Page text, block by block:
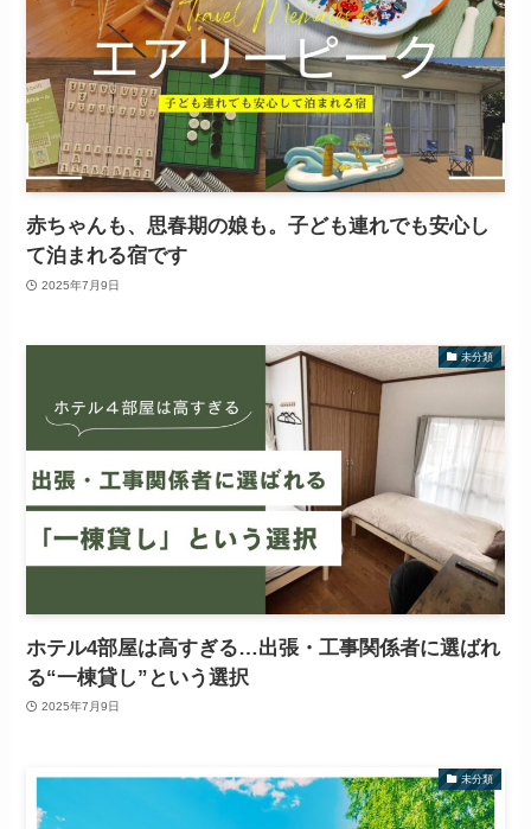
赤ちゃんも、思春期の娘も。子ども連れでも安心し
て泊まれる宿です
2025年7月9日
未分類
ホテル4部屋は高すぎる…出張・工事関係者に選ばれ
る“一棟貸し”という選択
2025年7月9日
未分類